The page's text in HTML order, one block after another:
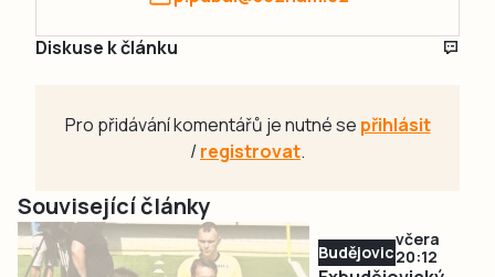
Diskuse k článku
Pro přidávání komentářů je nutné se přihlásit
/registrovat.
Související články
Budějovicko
včera
20:12